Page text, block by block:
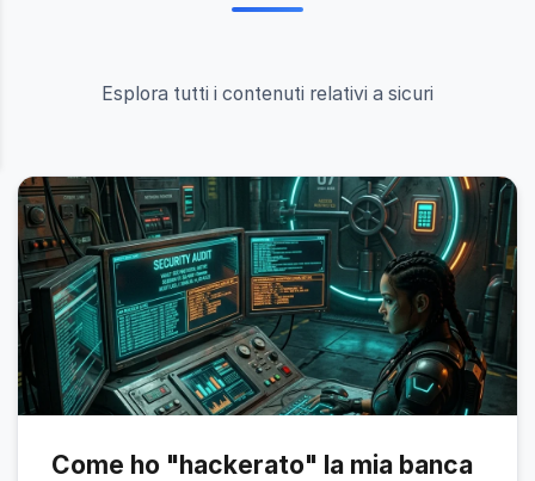
Esplora tutti i contenuti relativi a sicuri
Come ho "hackerato" la mia banca